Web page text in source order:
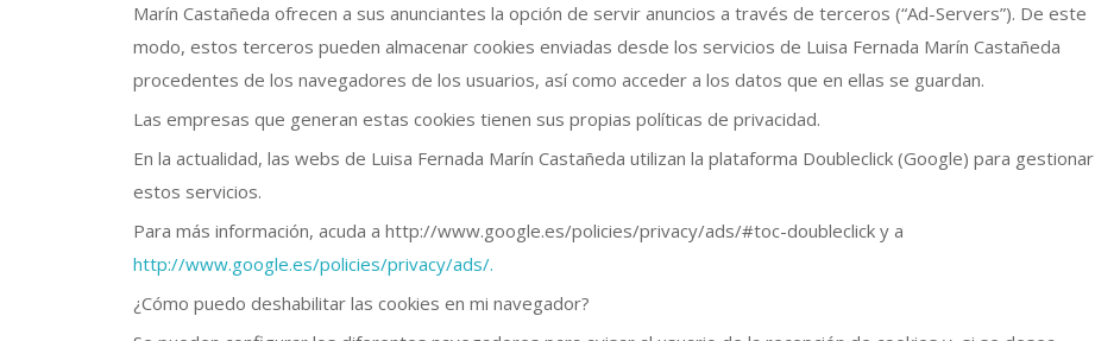
Marín Castañeda ofrecen a sus anunciantes la opción de servir anuncios a través de terceros (“Ad-Servers”). De este
modo, estos terceros pueden almacenar cookies enviadas desde los servicios de Luisa Fernada Marín Castañeda
procedentes de los navegadores de los usuarios, así como acceder a los datos que en ellas se guardan.
Las empresas que generan estas cookies tienen sus propias políticas de privacidad.
En la actualidad, las webs de Luisa Fernada Marín Castañeda utilizan la plataforma Doubleclick (Google) para gestionar
estos servicios.
Para más información, acuda a http://www.google.es/policies/privacy/ads/#toc-doubleclick y a
http://www.google.es/policies/privacy/ads/.
¿Cómo puedo deshabilitar las cookies en mi navegador?